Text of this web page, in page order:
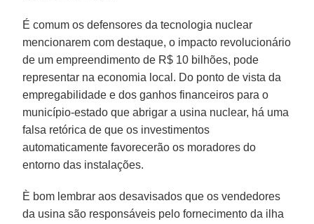
É comum os defensores da tecnologia nuclear
mencionarem com destaque, o impacto revolucionário
de um empreendimento de R$ 10 bilhões, pode
representar na economia local. Do ponto de vista da
empregabilidade e dos ganhos financeiros para o
município-estado que abrigar a usina nuclear, há uma
falsa retórica de que os investimentos
automaticamente favorecerão os moradores do
entorno das instalações.
È bom lembrar aos desavisados que os vendedores
da usina são responsáveis pelo fornecimento da ilha